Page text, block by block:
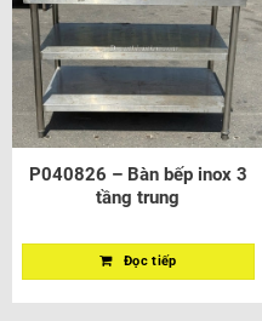
P040826 – Bàn bếp inox 3
tầng trung
Đọc tiếp